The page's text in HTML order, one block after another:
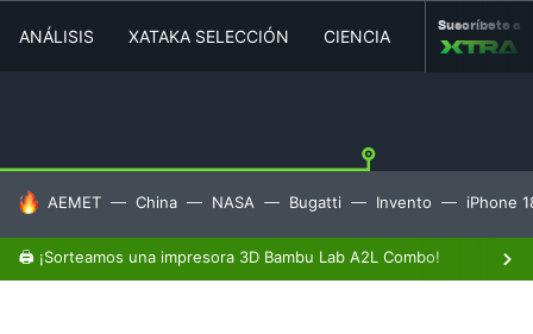
ANÁLISIS XATAKA SELECCIÓN CIENCIA MOVILIDAD
Suscríbete a
HOY SE HABLA DE
AEMET China NASA Bugatti Invento iPhone
🖨️ ¡Sorteamos una impresora 3D Bambu Lab A2L Combo!